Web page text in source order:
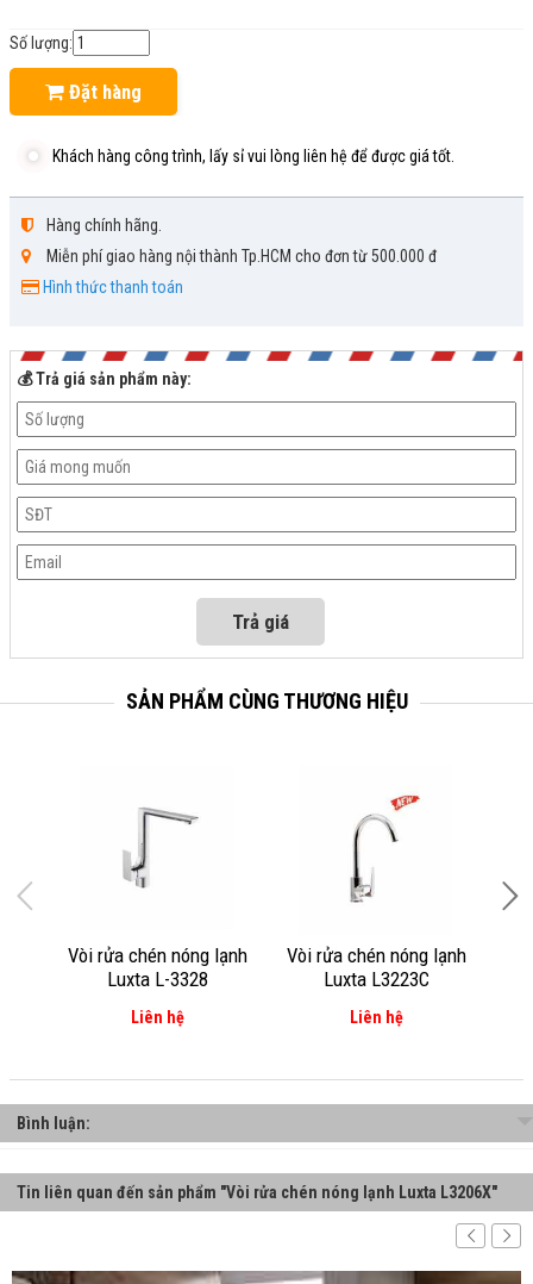
Số lượng:
Đặt hàng
Khách hàng công trình, lấy sỉ vui lòng liên hệ để được giá tốt.
Hàng chính hãng.
Miễn phí giao hàng nội thành Tp.HCM cho đơn từ 500.000 đ
Hình thức thanh toán
💰 Trả giá sản phẩm này:
SẢN PHẨM CÙNG THƯƠNG HIỆU
Vòi rửa chén nóng lạnh
Luxta L-3328
Liên hệ
Vòi rửa chén nóng lạnh
Luxta L3223C
Liên hệ
Bình luận:
Tin liên quan đến sản phẩm "Vòi rửa chén nóng lạnh Luxta L3206X"